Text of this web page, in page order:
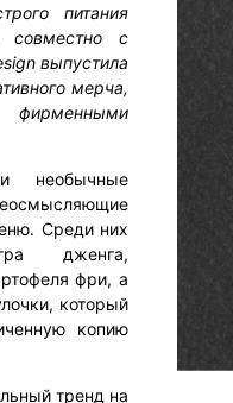
питания
с
выпустила
мерча,
необычные
Среди них
дженга,
фри, а
который
копию
тренд на